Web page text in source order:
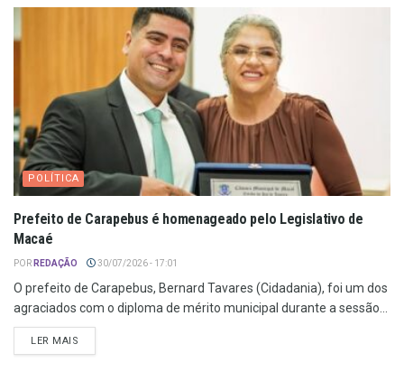
POLÍTICA
Prefeito de Carapebus é homenageado pelo Legislativo de
Macaé
POR REDAÇÃO 30/07/2026 - 17:01
O prefeito de Carapebus, Bernard Tavares (Cidadania), foi um dos
agraciados com o diploma de mérito municipal durante a sessão...
LER MAIS